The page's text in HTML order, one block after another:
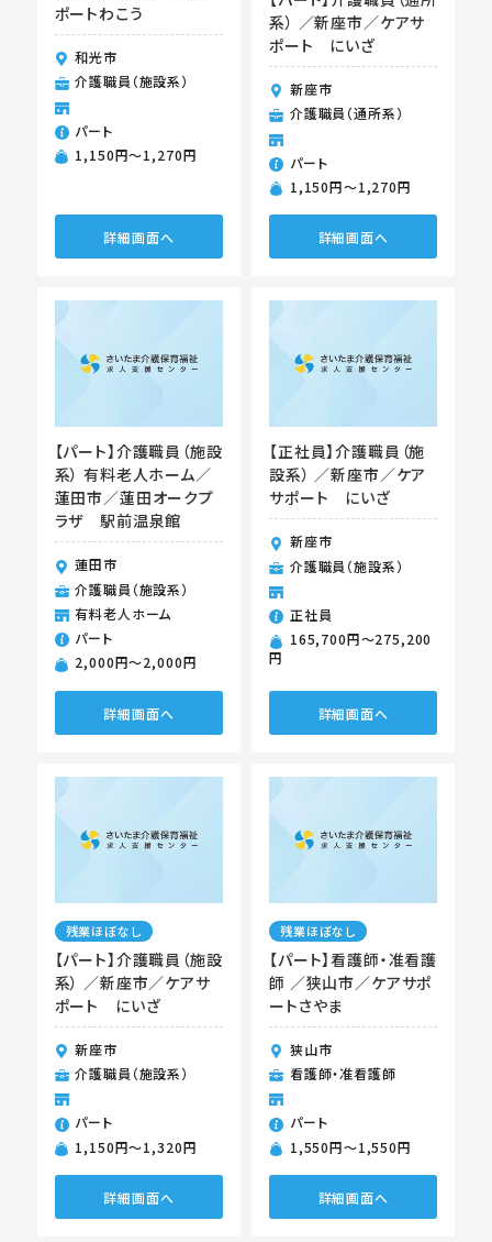
ポートわこう
和光市
介護職員（施設系）
パート
1,150円〜1,270円
詳細画面へ
系） ／新座市／ケアサ
ポート にいざ
新座市
介護職員（通所系）
パート
1,150円〜1,270円
詳細画面へ
【パート】介護職員（施設
系） 有料老人ホーム／
蓮田市／蓮田オークプ
ラザ 駅前温泉館
蓮田市
介護職員（施設系）
有料老人ホーム
パート
2,000円〜2,000円
詳細画面へ
【正社員】介護職員（施
設系） ／新座市／ケア
サポート にいざ
新座市
介護職員（施設系）
正社員
165,700円〜275,200
円
詳細画面へ
残業ほぼなし
【パート】介護職員（施設
系） ／新座市／ケアサ
ポート にいざ
新座市
介護職員（施設系）
パート
1,150円〜1,320円
詳細画面へ
残業ほぼなし
【パート】看護師・准看護
師 ／狭山市／ケアサポ
ートさやま
狭山市
看護師・准看護師
パート
1,550円〜1,550円
詳細画面へ